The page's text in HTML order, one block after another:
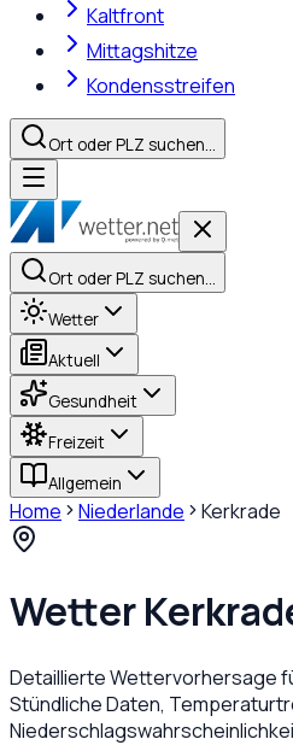
Kaltfront
Mittagshitze
Kondensstreifen
Ort oder PLZ suchen…
Ort oder PLZ suchen…
Wetter
Aktuell
Gesundheit
Freizeit
Allgemein
Home Niederlande Kerkrade
Wetter
Detaillierte Wettervorhersage
Stündliche Daten,